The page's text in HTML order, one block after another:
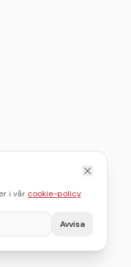
i vår cookie-policy.
Avvisa